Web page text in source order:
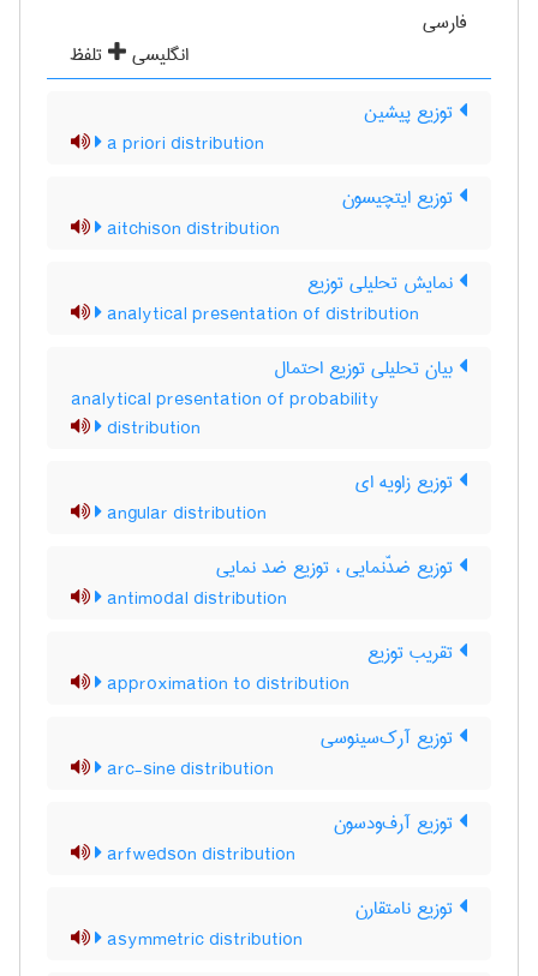
فارسی
انگلیسی
تلفظ
توزیع پیشین
a priori distribution
توزیع ایتچیسون
aitchison distribution
نمایش تحلیلی توزیع
analytical presentation of distribution
بیان تحلیلی توزیع احتمال
analytical presentation of probability
distribution
توزیع زاویه ای
angular distribution
توزیع ضدّنمایی ، توزیع ضد نمایی
antimodal distribution
تقریب توزیع
approximation to distribution
توزیع آرک‌سینوسی
arc-sine distribution
توزیع آرف‌ودسون
arfwedson distribution
توزیع نامتقارن
asymmetric distribution